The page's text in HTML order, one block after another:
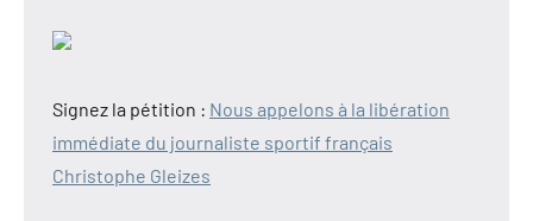
Signez la pétition : Nous appelons à la libération
immédiate du journaliste sportif français
Christophe Gleizes